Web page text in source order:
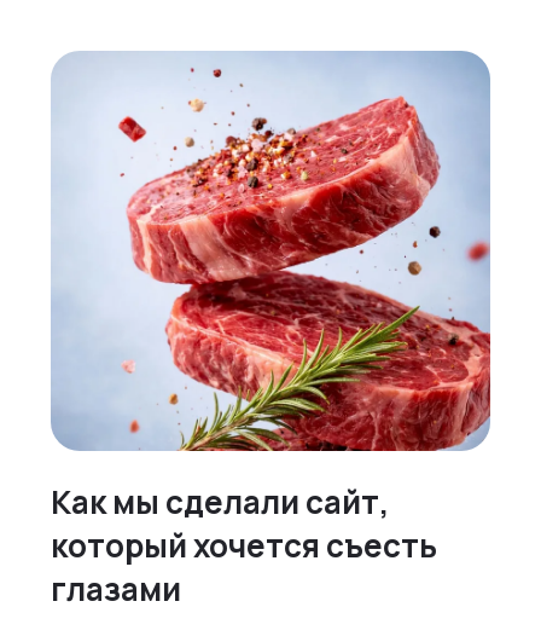
Как мы сделали сайт,
который хочется съесть
глазами